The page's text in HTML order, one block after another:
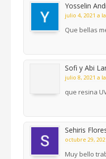
Yosselin
julio 4, 2021 a
Que bellas
Sofi y Abi
julio 8, 2021 a
que resina
Sehiris
octubre 29,
Muy bello